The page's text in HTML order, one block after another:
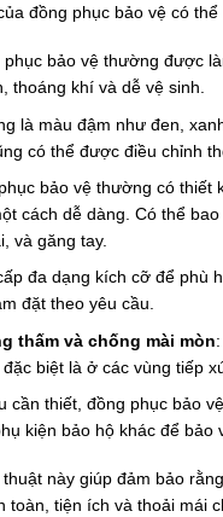
đồng phục bảo vệ có
bảo vệ thường được
thoáng khí và dễ vệ sinh.
là màu đậm như đen,
có thể được điều chỉnh
bảo vệ thường có thiết
cách dễ dàng. Có thể
và găng tay.
đa dạng kích cỡ để phù
đặt theo yêu cầu.
thấm và chống mài mòn
biệt là ở các vùng tiếp
cần thiết, đồng phục bảo
kiện bảo hộ khác để bảo
này giúp đảm bảo
toàn, tiện ích và thoải mái